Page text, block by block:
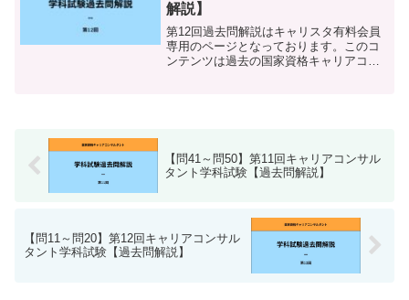
解説】
第12回過去問解説はキャリスタ有料会員
専用のページとなっております。このコ
ンテンツは過去の国家資格キャリアコン
【問41～問50】第11回キャリアコンサル
タント学科試験【過去問解説】
【問11～問20】第12回キャリアコンサル
タント学科試験【過去問解説】